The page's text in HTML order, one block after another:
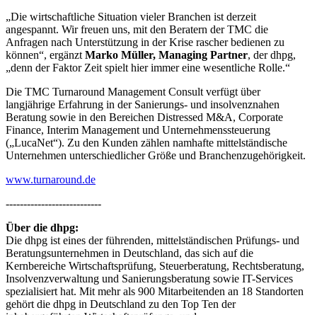
„Die wirtschaftliche Situation vieler Branchen ist derzeit
angespannt. Wir freuen uns, mit den Beratern der TMC die
Anfragen nach Unterstützung in der Krise rascher bedienen zu
können“, ergänzt Marko Müller, Managing Partner, der dhpg,
„denn der Faktor Zeit spielt hier immer eine wesentliche Rolle.“
Die TMC Turnaround Management Consult verfügt über
langjährige Erfahrung in der Sanierungs- und insolvenznahen
Beratung sowie in den Bereichen Distressed M&A, Corporate
Finance, Interim Management und Unternehmenssteuerung
(„LucaNet“). Zu den Kunden zählen namhafte mittelständische
Unternehmen unterschiedlicher Größe und Branchenzugehörigkeit.
www.turnaround.de
---------------------------
Über die dhpg:
Die dhpg ist eines der führenden, mittelständischen Prüfungs- und
Beratungsunternehmen in Deutschland, das sich auf die
Kernbereiche Wirtschaftsprüfung, Steuerberatung, Rechtsberatung,
Insolvenzverwaltung und Sanierungsberatung sowie IT-Services
spezialisiert hat. Mit mehr als 900 Mitarbeitenden an 18 Standorten
gehört die dhpg in Deutschland zu den Top Ten der